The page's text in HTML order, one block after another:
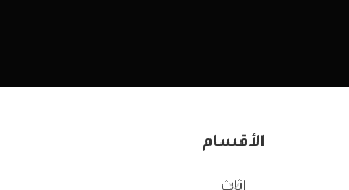
الأقسام